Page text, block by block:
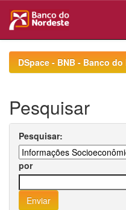
navigationDSpace - BNB - Banco
Pesquisar
Pesquisar:
por